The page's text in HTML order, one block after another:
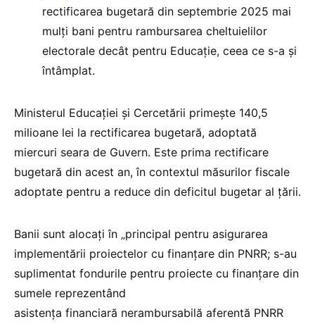
rectificarea bugetară din septembrie 2025 mai
mulți bani pentru rambursarea cheltuielilor
electorale decât pentru Educație, ceea ce s-a și
întâmplat.
Ministerul Educației și Cercetării primește 140,5
milioane lei la rectificarea bugetară, adoptată
miercuri seara de Guvern. Este prima rectificare
bugetară din acest an, în contextul măsurilor fiscale
adoptate pentru a reduce din deficitul bugetar al țării.
Banii sunt alocați în „principal pentru asigurarea
implementării proiectelor cu finanțare din PNRR; s-au
suplimentat fondurile pentru proiecte cu finanțare din
sumele reprezentând
asistența financiară nerambursabilă aferentă PNRR